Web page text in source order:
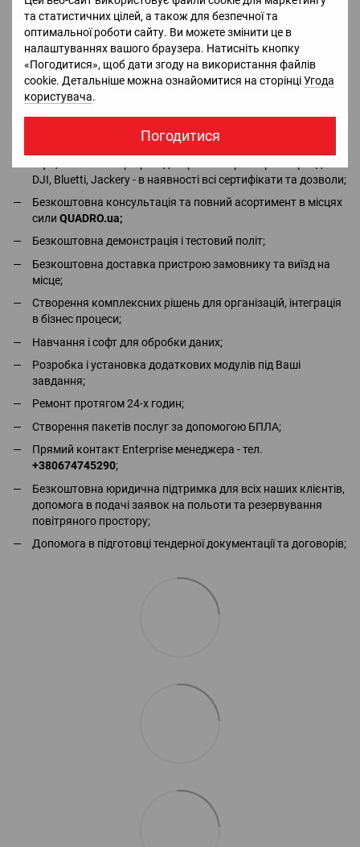
та статистичних цілей, а також для безпечної та
оптимальної роботи сайту. Ви можете змінити це в
налаштуваннях вашого браузера. Натисніть кнопку
«Погодитися», щоб дати згоду на використання файлів
cookie. Детальніше можна ознайомитися на сторінціУгода
користувача.
Погодитися
USB-кабель
Тканина для об'єктива
Посібник користувача
Сумка для перенесення
Батарейки CR 123
DJI, Bluetti, Jackery - в наявності всі сертифікати та дозволи;
Безкоштовна консультація та повний асортимент в місцях
сили QUADRO.ua;
Безкоштовна демонстрація і тестовий політ;
Безкоштовна доставка пристрою замовнику та виїзд на
місце;
Створення комплексних рішень для організацій, інтеграція
в бізнес процеси;
Навчання і софт для обробки даних;
Розробка і установка додаткових модулів під Ваші
завдання;
Ремонт протягом 24-х годин;
Створення пакетів послуг за допомогою БПЛА;
Прямий контакт Enterprise менеджера - тел.
+380674745290;
Безкоштовна юридична підтримка для всіх наших клієнтів,
допомога в подачі заявок на польоти та резервування
повітряного простору;
Допомога в підготовці тендерної документації та договорів;